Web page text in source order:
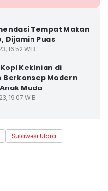
Tempat Makan
Dijamin Puas
16:52 WIB
Kekinian di
Berkonsep Modern
Muda
19:07 WIB
Sulawesi Utara